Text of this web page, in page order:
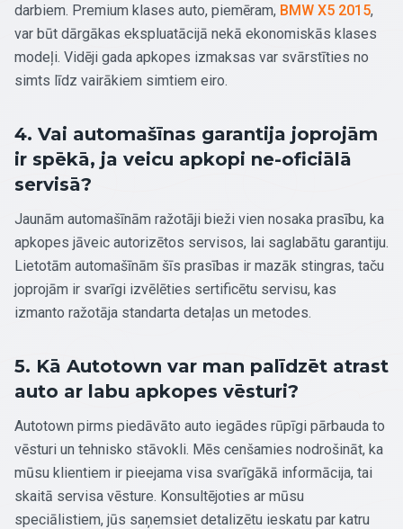
darbiem. Premium klases auto, piemēram, BMW X5 2015,
var būt dārgākas ekspluatācijā nekā ekonomiskās klases
modeļi. Vidēji gada apkopes izmaksas var svārstīties no
simts līdz vairākiem simtiem eiro.
4. Vai automašīnas garantija joprojām
ir spēkā, ja veicu apkopi ne-oficiālā
servisā?
Jaunām automašīnām ražotāji bieži vien nosaka prasību, ka
apkopes jāveic autorizētos servisos, lai saglabātu garantiju.
Lietotām automašīnām šīs prasības ir mazāk stingras, taču
joprojām ir svarīgi izvēlēties sertificētu servisu, kas
izmanto ražotāja standarta detaļas un metodes.
5. Kā Autotown var man palīdzēt atrast
auto ar labu apkopes vēsturi?
Autotown pirms piedāvāto auto iegādes rūpīgi pārbauda to
vēsturi un tehnisko stāvokli. Mēs cenšamies nodrošināt, ka
mūsu klientiem ir pieejama visa svarīgākā informācija, tai
skaitā servisa vēsture. Konsultējoties ar mūsu
speciālistiem, jūs saņemsiet detalizētu ieskatu par katru